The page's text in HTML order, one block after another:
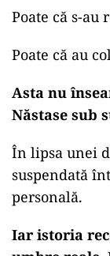
Poate că s-au
Poate că au
Asta nu
Năstase sub
În lipsa unei
suspendată
personală.
Iar istoria